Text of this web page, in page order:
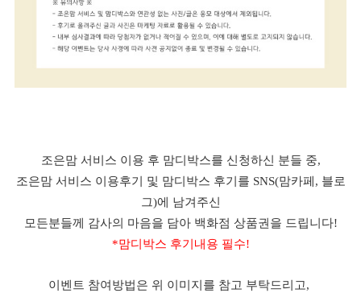
조은맘 서비스 이용 후 맘디박스를 신청하신 분들 중,
조은맘 서비스 이용후기 및 맘디박스 후기를 SNS(맘카페, 블로
그)에 남겨주신
모든분들께 감사의 마음을 담아 백화점 상품권을 드립니다!
*맘디박스 후기내용 필수!
이벤트 참여방법은 위 이미지를 참고 부탁드리고,